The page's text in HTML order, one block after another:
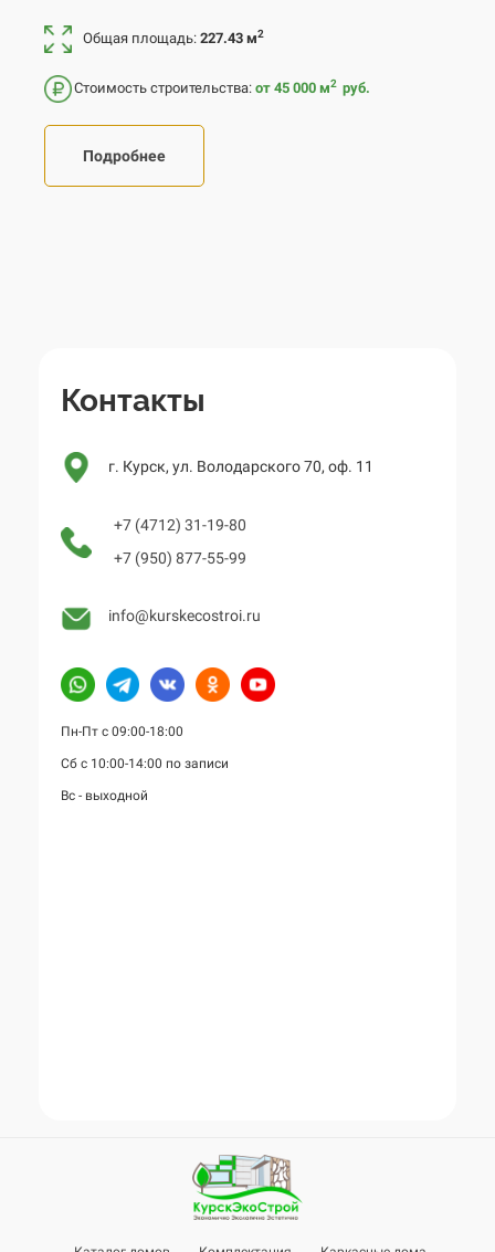
Общая площадь: 227.43 м2
Стоимость строительства: от 45 000 м2 руб.
Подробнее
Контакты
г. Курск, ул. Володарского 70, оф. 11
+7 (4712) 31-19-80
+7 (950) 877-55-99
info@kurskecostroi.ru
Пн-Пт с 09:00-18:00
Сб с 10:00-14:00 по записи
Вс - выходной